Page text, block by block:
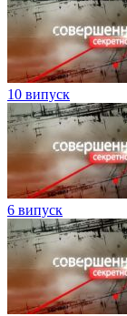
10 випуск
6 випуск